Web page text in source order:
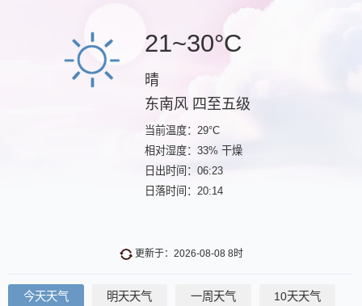
21~30°C
晴
东南风 四至五级
当前温度：29°C
相对湿度：33% 干燥
日出时间：06:23
日落时间：20:14
更新于：2026-08-08 8时
今天天气 明天天气 一周天气 10天天气